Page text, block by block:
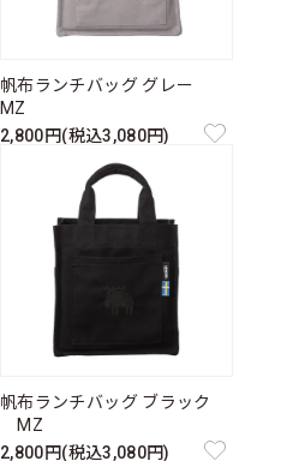
帆布ランチバッグ グレー
MZ
2,800円(税込3,080円)
帆布ランチバッグ ブラック
MZ
2,800円(税込3,080円)